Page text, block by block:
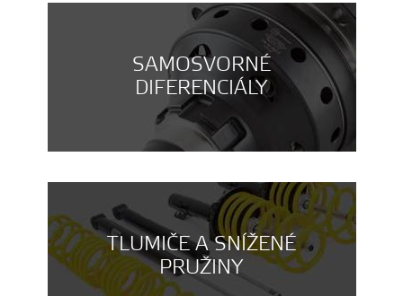
SAMOSVORNÉ
DIFERENCIÁLY
TLUMIČE A SNÍŽENÉ
PRUŽINY